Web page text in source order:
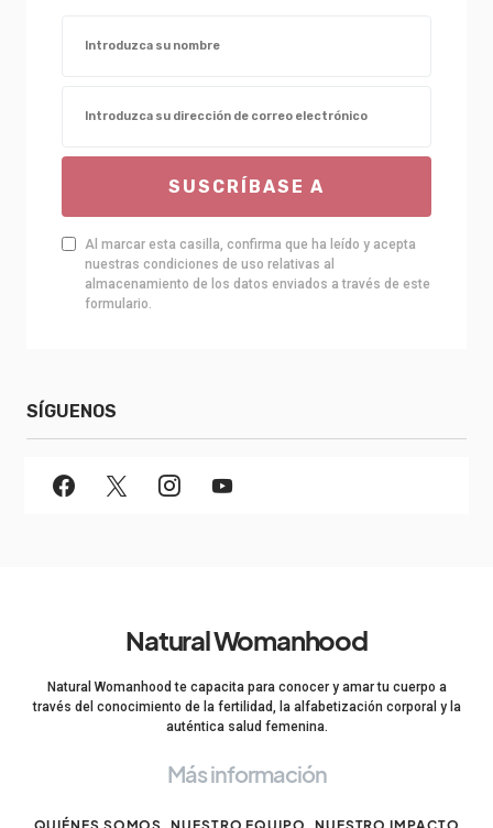
SUSCRÍBASE A
Al marcar esta casilla, confirma que ha leído y acepta
nuestras condiciones de uso relativas al
almacenamiento de los datos enviados a través de este
formulario.
SÍGUENOS
Natural Womanhood
Natural Womanhood te capacita para conocer y amar tu cuerpo a
través del conocimiento de la fertilidad, la alfabetización corporal y la
auténtica salud femenina.
Más información